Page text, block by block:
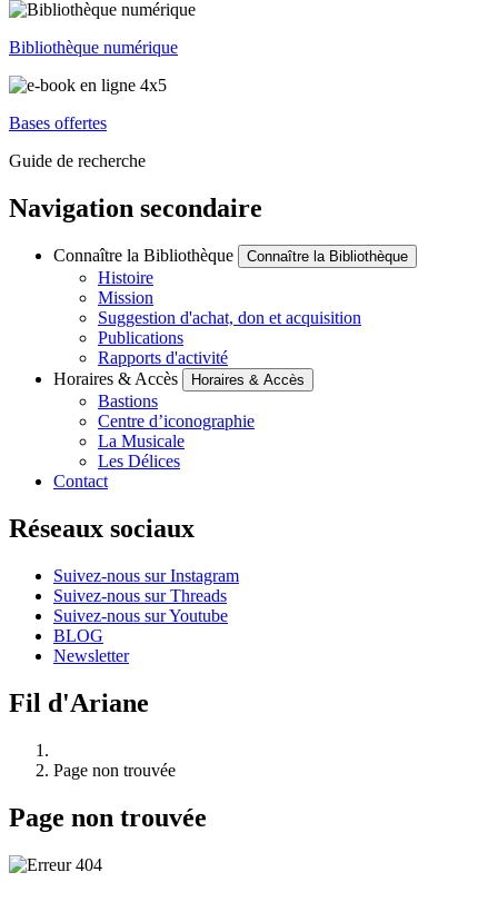
Bibliothèque numérique
Bases offertes
Guide de recherche
Navigation secondaire
Connaître la Bibliothèque Connaître la Bibliothèque
Histoire
Mission
Suggestion d'achat, don et acquisition
Publications
Rapports d'activité
Horaires & Accès
Horaires & Accès
Bastions
Centre d’iconographie
La Musicale
Les Délices
Contact
Réseaux sociaux
Suivez-nous sur Instagram
Suivez-nous sur Threads
Suivez-nous sur Youtube
BLOG
Newsletter
Fil d'Ariane
Page non trouvée
Page non trouvée